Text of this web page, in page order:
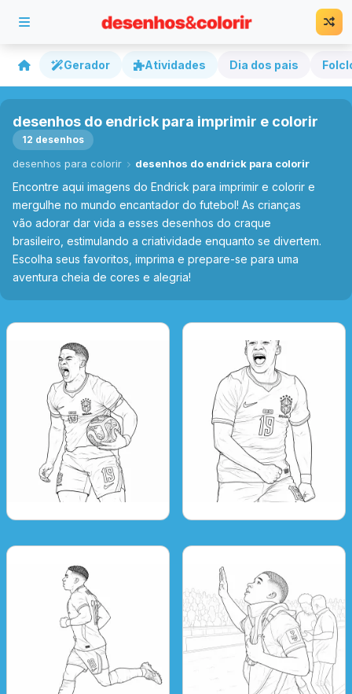
Gerador Atividades Dia dos pais
desenhos do endrick para imprimir e colorir
12 desenhos
desenhos para colorir desenhos do endrick para colorir
Encontre aqui imagens do Endrick para imprimir e colorir e
mergulhe no mundo encantador do futebol! As crianças
vão adorar dar vida a esses desenhos do craque
brasileiro, estimulando a criatividade enquanto se divertem.
Escolha seus favoritos, imprima e prepare-se para uma
aventura cheia de cores e alegria!